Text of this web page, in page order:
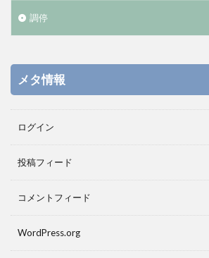
調停
メタ情報
ログイン
投稿フィード
コメントフィード
WordPress.org